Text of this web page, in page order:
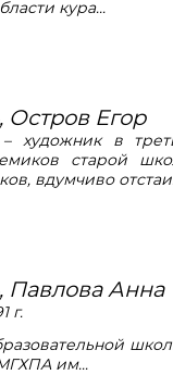
кура...
Остров Егор
художник в
старой
вдумчиво
Павлова Анна
г.
им...